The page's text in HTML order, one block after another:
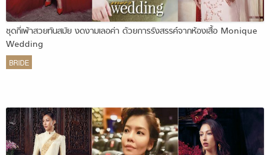
ชุดกี่เพ้าสวยทันสมัย งดงามเลอค่า ด้วยการรังสรรค์จากห้องเสื้อ Monique
Wedding
BRIDE